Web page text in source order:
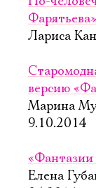
Лариса
версию
Марина
9.10.2014
«Фантазии
Елена